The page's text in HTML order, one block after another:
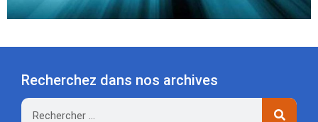
Recherchez dans nos archives
Rechercher